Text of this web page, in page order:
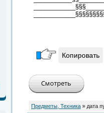
Копировать
Предметы, Техника » дата